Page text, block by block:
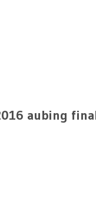
aubing